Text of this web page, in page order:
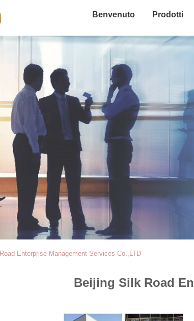
Benvenuto Prodotti
Enterprise Management Services Co.,LTD
Beijing Silk Road